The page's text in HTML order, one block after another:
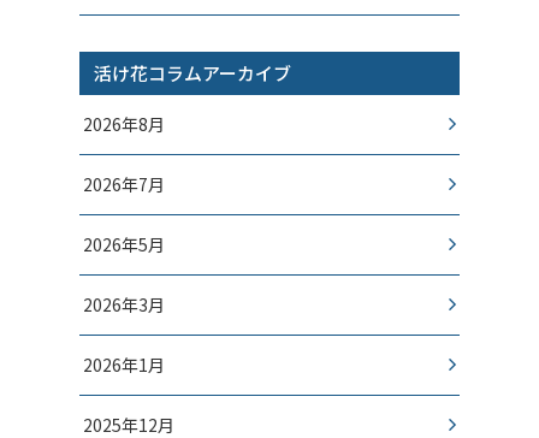
活け花コラムアーカイブ
2026年8月
2026年7月
2026年5月
2026年3月
2026年1月
2025年12月